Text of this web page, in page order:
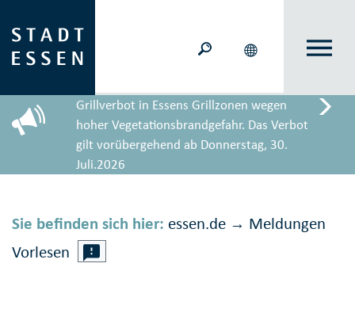
Grillverbot in Essens Grillzonen wegen
hoher Vegetationsbrandgefahr. Das Verbot
gilt vorübergehend ab Donnerstag, 30.
Juli.2026
Sie befinden sich hier: essen.de → Meldungen
Vorlesen